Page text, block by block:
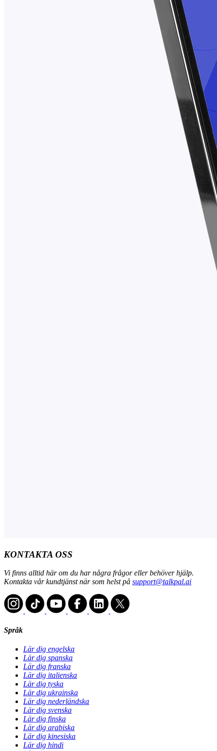
KONTAKTA OSS
Vi finns alltid här om du har några frågor eller behöver hjälp.
Kontakta vår kundtjänst när som helst på support@talkpal.ai
Språk
Lär dig engelska
Lär dig spanska
Lär dig franska
Lär dig italienska
Lär dig tyska
Lär dig ukrainska
Lär dig nederländska
Lär dig svenska
Lär dig finska
Lär dig arabiska
Lär dig kinesiska
Lär dig hindi